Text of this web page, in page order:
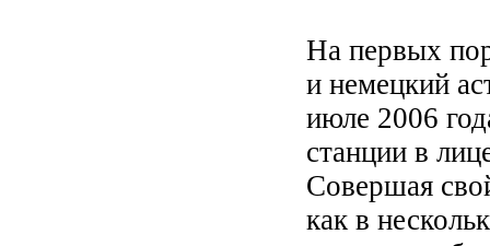
На первых
и немецкий
июле 2006
станции в
Совершая
как в